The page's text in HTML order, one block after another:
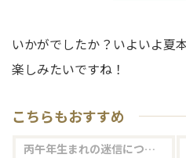
いかがでしたか？いよいよ夏
楽しみたいですね！
こちらもおすすめ
丙午年生まれの迷信について｜赤ちゃんの命名を正しく知るためのコラム【赤ちゃんの名づけ】